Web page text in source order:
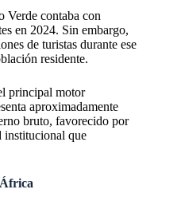
Verde contaba con
en 2024. Sin embargo,
de turistas durante ese
residente.
principal motor
aproximadamente
bruto, favorecido por
institucional que